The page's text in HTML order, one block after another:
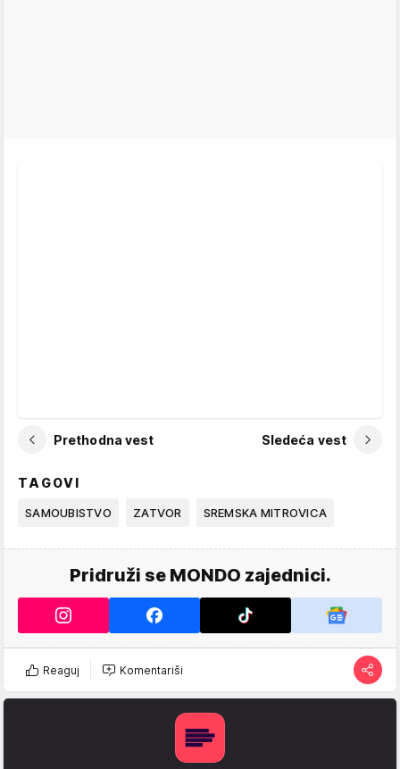
Prethodna vest Sledeća vest
TAGOVI
SAMOUBISTVO ZATVOR SREMSKA MITROVICA
Pridruži se MONDO zajednici.
Reaguj Komentariši